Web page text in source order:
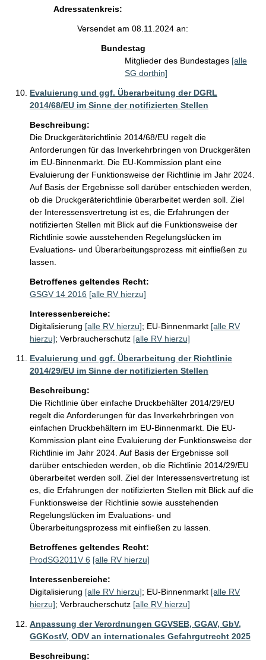
Adressatenkreis:
Versendet am 08.11.2024 an:
Bundestag
Mitglieder des Bundestages [alle
SG dorthin]
Evaluierung und ggf. Überarbeitung der DGRL
2014/68/EU im Sinne der notifizierten Stellen
Beschreibung:
Die Druckgeräterichtlinie 2014/68/EU regelt die
Anforderungen für das Inverkehrbringen von Druckgeräten
im EU-Binnenmarkt. Die EU-Kommission plant eine
Evaluierung der Funktionsweise der Richtlinie im Jahr 2024.
Auf Basis der Ergebnisse soll darüber entschieden werden,
ob die Druckgeräterichtlinie überarbeitet werden soll. Ziel
der Interessensvertretung ist es, die Erfahrungen der
notifizierten Stellen mit Blick auf die Funktionsweise der
Richtlinie sowie ausstehenden Regelungslücken im
Evaluations- und Überarbeitungsprozess mit einfließen zu
lassen.
Betroffenes geltendes Recht:
GSGV 14 2016 [alle RV hierzu]
Interessenbereiche:
Digitalisierung [alle RV hierzu]; EU-Binnenmarkt [alle RV
hierzu]; Verbraucherschutz [alle RV hierzu]
Evaluierung und ggf. Überarbeitung der Richtlinie
2014/29/EU im Sinne der notifizierten Stellen
Beschreibung:
Die Richtlinie über einfache Druckbehälter 2014/29/EU
regelt die Anforderungen für das Inverkehrbringen von
einfachen Druckbehältern im EU-Binnenmarkt. Die EU-
Kommission plant eine Evaluierung der Funktionsweise der
Richtlinie im Jahr 2024. Auf Basis der Ergebnisse soll
darüber entschieden werden, ob die Richtlinie 2014/29/EU
überarbeitet werden soll. Ziel der Interessensvertretung ist
es, die Erfahrungen der notifizierten Stellen mit Blick auf die
Funktionsweise der Richtlinie sowie ausstehenden
Regelungslücken im Evaluations- und
Überarbeitungsprozess mit einfließen zu lassen.
Betroffenes geltendes Recht:
ProdSG2011V 6 [alle RV hierzu]
Interessenbereiche:
Digitalisierung [alle RV hierzu]; EU-Binnenmarkt [alle RV
hierzu]; Verbraucherschutz [alle RV hierzu]
Anpassung der Verordnungen GGVSEB, GGAV, GbV,
GGKostV, ODV an internationales Gefahrgutrecht 2025
Beschreibung: